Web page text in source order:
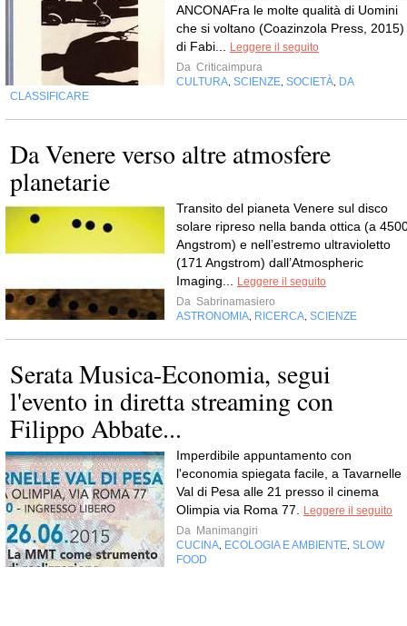
ANCONAFra le molte qualità di Uomini
che si voltano (Coazinzola Press, 2015)
di Fabi...
Leggere il seguito
Da Criticaimpura
CULTURA SCIENZE SOCIETÀ DA
CLASSIFICARE
Da Venere verso altre atmosfere
planetarie
Transito del pianeta Venere sul disco
solare ripreso nella banda ottica (a
Angstrom) e nell’estremo ultravioletto
(171 Angstrom) dall’Atmospheric
Imaging...
Leggere il seguito
Da Sabrinamasiero
ASTRONOMIA RICERCA SCIENZE
Serata Musica-Economia, segui
l'evento in diretta streaming con
Filippo Abbate...
Imperdibile appuntamento con
l'economia spiegata facile, a Tavarnelle
Val di Pesa alle 21 presso il cinema
Olimpia via Roma 77.
Leggere il seguito
Da Manimangiri
CUCINA ECOLOGIA E AMBIENTE SLOW
FOOD